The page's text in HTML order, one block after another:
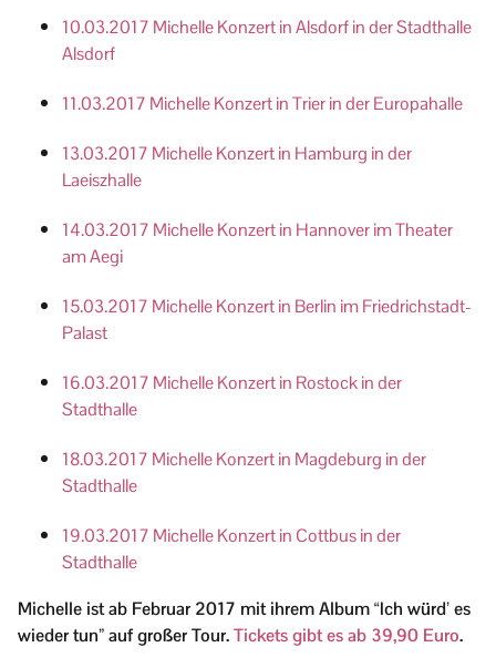
10.03.2017 Michelle Konzert in Alsdorf in der Stadthalle
Alsdorf
11.03.2017 Michelle Konzert in Trier in der Europahalle
13.03.2017 Michelle Konzert in Hamburg in der
Laeiszhalle
14.03.2017 Michelle Konzert in Hannover im Theater
am Aegi
15.03.2017 Michelle Konzert in Berlin im Friedrichstadt-
Palast
16.03.2017 Michelle Konzert in Rostock in der
Stadthalle
18.03.2017 Michelle Konzert in Magdeburg in der
Stadthalle
19.03.2017 Michelle Konzert in Cottbus in der
Stadthalle
Michelle ist ab Februar 2017 mit ihrem Album “Ich würd’ es
wieder tun” auf großer Tour.Tickets gibt es ab 39,90 Euro.